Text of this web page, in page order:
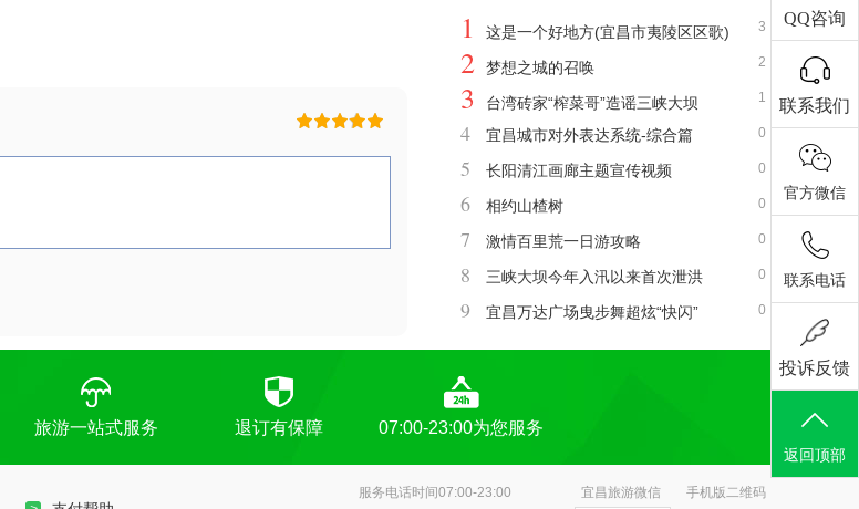
3
1 这是一个好地方(宜昌市夷陵区区歌)
2
2 梦想之城的召唤
1
3 台湾砖家“榨菜哥”造谣三峡大坝
0
4 宜昌城市对外表达系统-综合篇
0
5 长阳清江画廊主题宣传视频
0
6 相约山楂树
0
7 激情百里荒一日游攻略
0
8 三峡大坝今年入汛以来首次泄洪
0
9 宜昌万达广场曳步舞超炫“快闪”
QQ咨询
联系我们
官方微信
联系电话
投诉反馈
返回顶部
旅游一站式服务 退订有保障 07:00-23:00为您服务
宜昌旅游微信 手机版二维码
服务电话时间07:00-23:00